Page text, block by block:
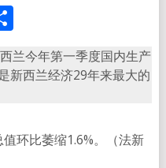
分
享
兰今年第一季度国内生产
新西兰经济29年来最大的
环比萎缩1.6%。（法新